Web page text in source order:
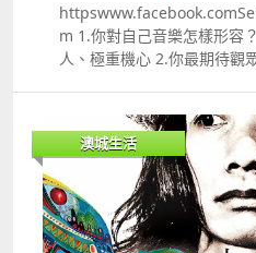
m 1.你對自己音樂怎樣形容
人、極重機心 2.你最期待觀
三首最喜歡的歌曲 1.I've
Johnny Cash
2.Thrift Shop by
Ain't No Shit by Serena
澳城生活